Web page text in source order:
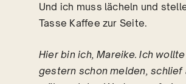
Und ich muss lächeln und
Tasse Kaffee zur Seite.
Hier bin ich, Mareike. Ich
gestern schon melden, schlief